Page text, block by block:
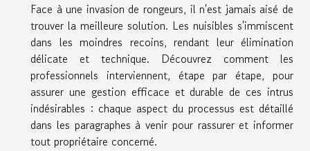
Face à une invasion de rongeurs, il n'est jamais aisé de
trouver la meilleure solution. Les nuisibles s'immiscent
dans les moindres recoins, rendant leur élimination
délicate et technique. Découvrez comment les
professionnels interviennent, étape par étape, pour
assurer une gestion efficace et durable de ces intrus
indésirables : chaque aspect du processus est détaillé
dans les paragraphes à venir pour rassurer et informer
tout propriétaire concerné.